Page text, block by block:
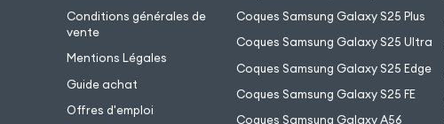
Conditions générales de
vente
Mentions Légales
Guide achat
Offres d'emploi
Coques Samsung Galaxy S25 Plus
Coques Samsung Galaxy S25 Ultra
Coques Samsung Galaxy S25 Edge
Coques Samsung Galaxy S25 FE
Coques Samsung Galaxy A56